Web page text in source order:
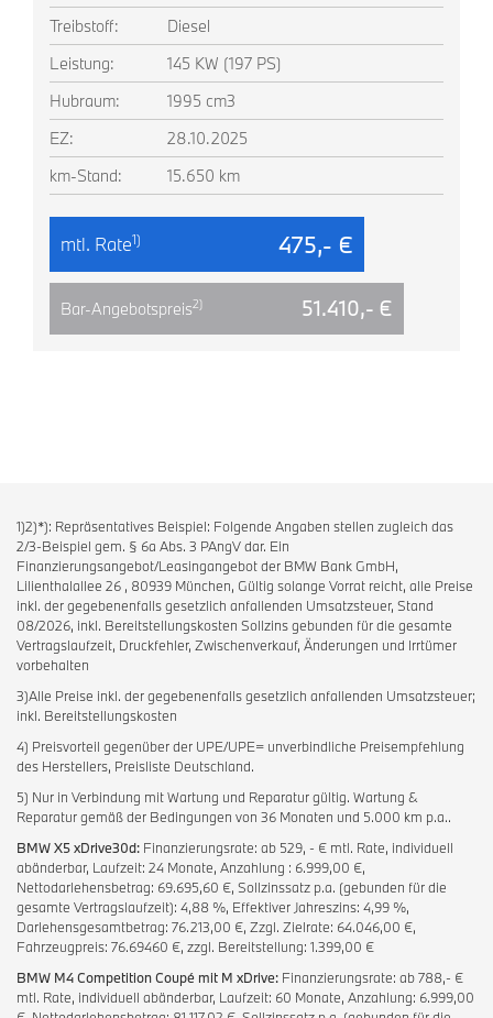
Treibstoff:
Diesel
Leistung:
145 KW (197 PS)
Hubraum:
1995 cm3
EZ:
28.10.2025
km-Stand:
15.650 km
mtl. Rate1) 475,- €
Bar-Angebotspreis2) 51.410,- €
1)2)*): Repräsentatives Beispiel: Folgende Angaben stellen zugleich das
2/3-Beispiel gem. § 6a Abs. 3 PAngV dar. Ein
Finanzierungsangebot/Leasingangebot der BMW Bank GmbH,
Lilienthalallee 26 , 80939 München, Gültig solange Vorrat reicht, alle Preise
inkl. der gegebenenfalls gesetzlich anfallenden Umsatzsteuer, Stand
08/2026, inkl. Bereitstellungskosten Sollzins gebunden für die gesamte
Vertragslaufzeit, Druckfehler, Zwischenverkauf, Änderungen und Irrtümer
vorbehalten
3)Alle Preise inkl. der gegebenenfalls gesetzlich anfallenden Umsatzsteuer;
inkl. Bereitstellungskosten
4) Preisvorteil gegenüber der UPE/UPE= unverbindliche Preisempfehlung
des Herstellers, Preisliste Deutschland.
5) Nur in Verbindung mit Wartung und Reparatur gültig. Wartung &
Reparatur gemäß der Bedingungen von 36 Monaten und 5.000 km p.a..
BMW X5 xDrive30d: Finanzierungsrate: ab 529, - € mtl. Rate, individuell
abänderbar, Laufzeit: 24 Monate, Anzahlung : 6.999,00 €,
Nettodarlehensbetrag: 69.695,60 €, Sollzinssatz p.a. (gebunden für die
gesamte Vertragslaufzeit): 4,88 %, Effektiver Jahreszins: 4,99 %,
Darlehensgesamtbetrag: 76.213,00 €, Zzgl. Zielrate: 64.046,00 €,
Fahrzeugpreis: 76.69460 €, zzgl. Bereitstellung: 1.399,00 €
BMW M4 Competition Coupé mit M xDrive: Finanzierungsrate: ab 788,- €
mtl. Rate, individuell abänderbar, Laufzeit: 60 Monate, Anzahlung: 6.999,00